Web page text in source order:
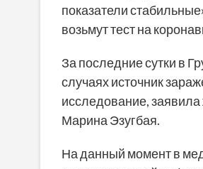
показатели
возьмут тест на
За последние сутки в
случаях источник
исследование,
Марина Эзугбая.
На данный момент в